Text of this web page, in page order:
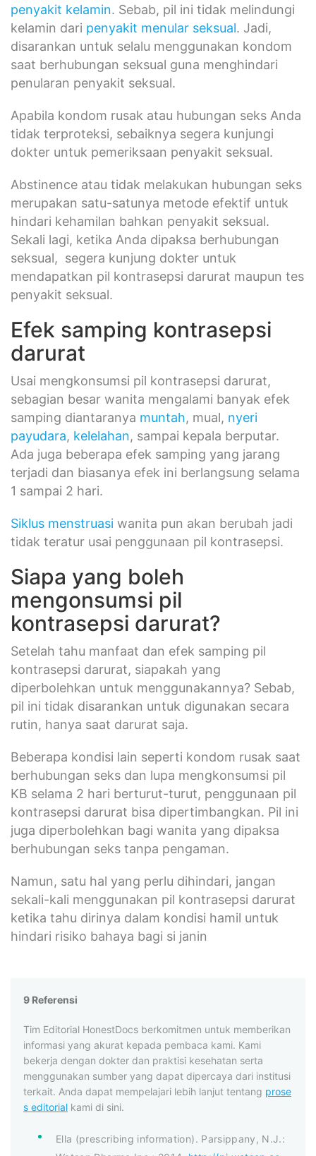
penyakit kelamin. Sebab, pil ini tidak melindungi
kelamin dari penyakit menular seksual. Jadi,
disarankan untuk selalu menggunakan kondom
saat berhubungan seksual guna menghindari
penularan penyakit seksual.
Apabila kondom rusak atau hubungan seks Anda
tidak terproteksi, sebaiknya segera kunjungi
dokter untuk pemeriksaan penyakit seksual.
Abstinence atau tidak melakukan hubungan seks
merupakan satu-satunya metode efektif untuk
hindari kehamilan bahkan penyakit seksual.
Sekali lagi, ketika Anda dipaksa berhubungan
seksual, segera kunjung dokter untuk
mendapatkan pil kontrasepsi darurat maupun tes
penyakit seksual.
Efek samping kontrasepsi
darurat
Usai mengkonsumsi pil kontrasepsi darurat,
sebagian besar wanita mengalami banyak efek
samping diantaranya muntah, mual, nyeri
payudara, kelelahan, sampai kepala berputar.
Ada juga beberapa efek samping yang jarang
terjadi dan biasanya efek ini berlangsung selama
1 sampai 2 hari.
Siklus menstruasi wanita pun akan berubah jadi
tidak teratur usai penggunaan pil kontrasepsi.
Siapa yang boleh
mengonsumsi pil
kontrasepsi darurat?
Setelah tahu manfaat dan efek samping pil
kontrasepsi darurat, siapakah yang
diperbolehkan untuk menggunakannya? Sebab,
pil ini tidak disarankan untuk digunakan secara
rutin, hanya saat darurat saja.
Beberapa kondisi lain seperti kondom rusak saat
berhubungan seks dan lupa mengkonsumsi pil
KB selama 2 hari berturut-turut, penggunaan pil
kontrasepsi darurat bisa dipertimbangkan. Pil ini
juga diperbolehkan bagi wanita yang dipaksa
berhubungan seks tanpa pengaman.
Namun, satu hal yang perlu dihindari, jangan
sekali-kali menggunakan pil kontrasepsi darurat
ketika tahu dirinya dalam kondisi hamil untuk
hindari risiko bahaya bagi si janin
9 Referensi
Tim Editorial HonestDocs berkomitmen untuk memberikan
informasi yang akurat kepada pembaca kami. Kami
bekerja dengan dokter dan praktisi kesehatan serta
menggunakan sumber yang dapat dipercaya dari institusi
terkait. Anda dapat mempelajari lebih lanjut tentang prose
s editorial kami di sini.
Ella (prescribing information). Parsippany, N.J.: